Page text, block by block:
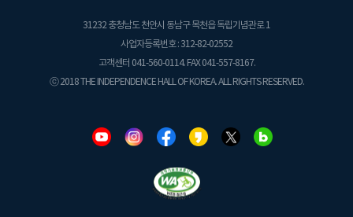
31232 충청남도 천안시 동남구 목천읍 독립기념관로 1
사업자등록번호 : 312-82-02552
고객센터 041-560-0114. FAX 041-557-8167.
ⓒ 2018 THE INDEPENDENCE HALL OF KOREA. ALL RIGHTS RESERVED.